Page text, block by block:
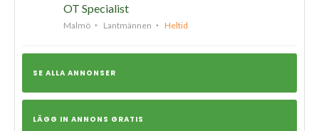
OT Specialist
Malmö Lantmännen Heltid
SE ALLA ANNONSER
LÄGG IN ANNONS GRATIS